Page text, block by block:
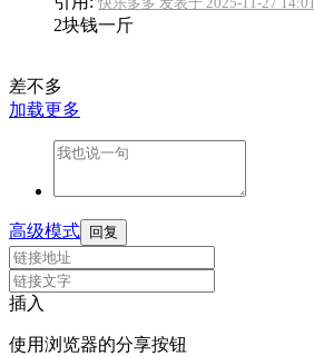
2块钱一斤
差不多
加载更多
高级模式 回复
插入
使用浏览器的分享按钮